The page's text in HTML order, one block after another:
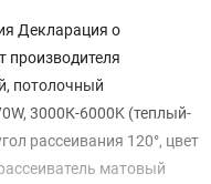
Декларация о
производителя
потолочный
3000К-6000K (теплый-
рассеивания 120°, цвет
матовый